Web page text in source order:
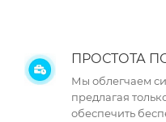
ПРОСТОТА
Мы облегчаем
предлагая
обеспечить